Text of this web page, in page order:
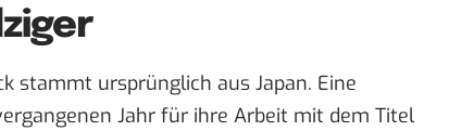
stammt ursprünglich aus Japan. Eine
Jahr für ihre Arbeit mit dem Titel